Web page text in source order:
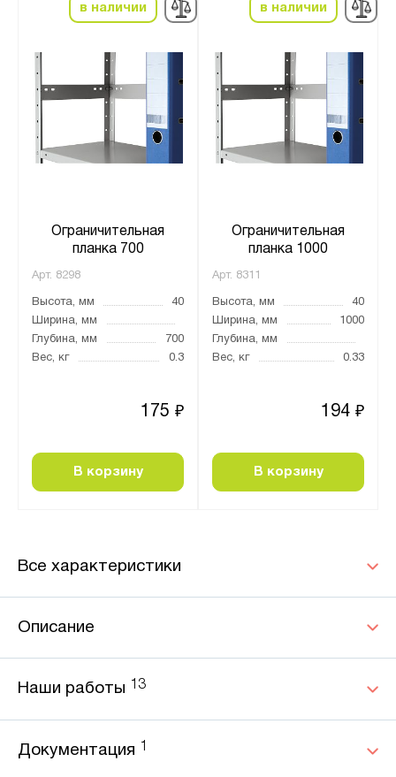
в наличии
Ограничительная
планка 700
Арт. 8298
Высота, мм
40
Ширина, мм
Глубина, мм
700
Вес, кг
0.3
175 ₽
В корзину
в наличии
Ограничительная
планка 1000
Арт. 8311
Высота, мм
40
Ширина, мм
1000
Глубина, мм
Вес, кг
0.33
194 ₽
В корзину
Все характеристики
Описание
Наши работы 13
Документация